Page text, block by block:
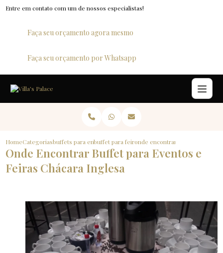
Entre em contato com um de nossos especialistas!
Faça seu orçamento agora mesmo
Faça seu orçamento por Whatsapp
HomeCategoriasbuffets para empresasbuffet para feirasonde encontrar buffet para
Onde Encontrar Buffet para Eventos e
Feiras Chácara Inglesa